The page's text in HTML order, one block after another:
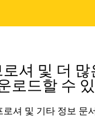
셔 및 더 많
로드할 수
셔 및 기타 정보 문